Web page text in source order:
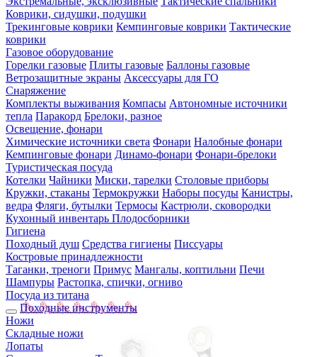
Коврики, сидушки, подушки
Трекинговые коврики Кемпинговые коврики Тактические
коврики
Газовое оборудование
Горелки газовые Плиты газовые Баллоны газовые
Ветрозащитные экраны Аксессуары для ГО
Снаряжение
Комплекты выживания Компасы Автономные источники
тепла Паракорд Брелоки, разное
Освещение, фонари
Химические источники света Фонари Налобные фонари
Кемпинговые фонари Динамо-фонари Фонари-брелоки
Туристическая посуда
Котелки Чайники Миски, тарелки Столовые приборы
Кружки, стаканы Термокружки Наборы посуды Канистры,
ведра Фляги, бутылки Термосы Кастрюли, сковородки
Кухонный инвентарь Плодосборники
Гигиена
Походный душ Средства гигиены Писсуары
Костровые принадлежности
Таганки, треноги Примус Мангалы, коптильни Печи
Шампуры Растопка, спички, огниво
Посуда из титана
Походные инструменты
Ножи
Складные ножи
Лопаты